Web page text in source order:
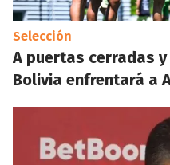
Selección
A puertas cerradas
Bolivia enfrentará a